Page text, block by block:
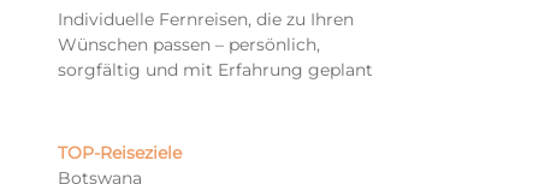
Individuelle Fernreisen, die zu Ihren
Wünschen passen – persönlich,
sorgfältig und mit Erfahrung geplant
TOP-Reiseziele​
Botswana